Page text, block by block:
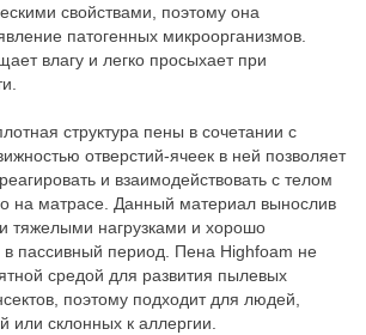
свойствами, поэтому она
патогенных микроорганизмов.
влагу и легко просыхает при
структура пены в сочетании с
отверстий-ячеек в ней позволяет
и взаимодействовать с телом
на матрасе. Данный материал вынослив
тяжелыми нагрузками и хорошо
в пассивный период. Пена Highfoam не
средой для развития пылевых
поэтому подходит для людей,
или склонных к аллергии.